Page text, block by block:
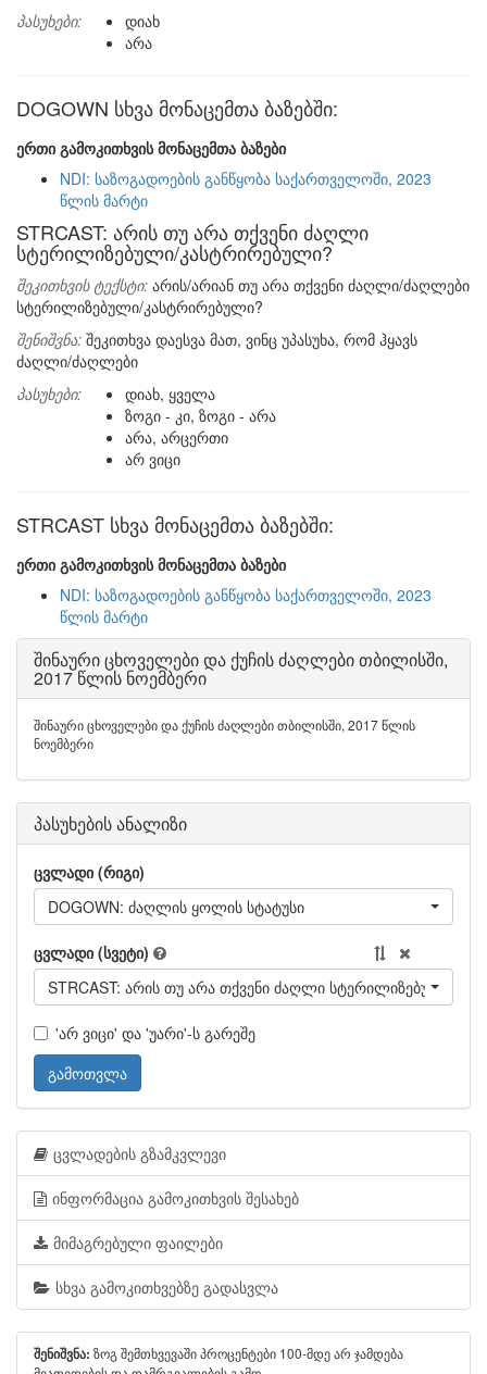
პასუხები:
დიახ
არა
DOGOWN სხვა მონაცემთა ბაზებში:
ერთი გამოკითხვის მონაცემთა ბაზები
NDI: საზოგადოების განწყობა საქართველოში, 2023
წლის მარტი
STRCAST: არის თუ არა თქვენი ძაღლი
სტერილიზებული/კასტრირებული?
შეკითხვის ტექსტი: არის/არიან თუ არა თქვენი ძაღლი/ძაღლები
სტერილიზებული/კასტრირებული?
შენიშვნა: შეკითხვა დაესვა მათ, ვინც უპასუხა, რომ ჰყავს
ძაღლი/ძაღლები
პასუხები:
დიახ, ყველა
ზოგი - კი, ზოგი - არა
არა, არცერთი
არ ვიცი
STRCAST სხვა მონაცემთა ბაზებში:
ერთი გამოკითხვის მონაცემთა ბაზები
NDI: საზოგადოების განწყობა საქართველოში, 2023
წლის მარტი
შინაური ცხოველები და ქუჩის ძაღლები თბილისში,
2017 წლის ნოემბერი
შინაური ცხოველები და ქუჩის ძაღლები თბილისში, 2017 წლის
ნოემბერი
პასუხების ანალიზი
ცვლადი (რიგი)
DOGOWN: ძაღლის ყოლის სტატუსი
ცვლადი (სვეტი)
STRCAST: არის თუ არა თქვენი ძაღლი სტერილიზებული/
'არ ვიცი' და 'უარი'-ს გარეშე
გამოთვლა
ცვლადების გზამკვლევი
ინფორმაცია გამოკითხვის შესახებ
მიმაგრებული ფაილები
სხვა გამოკითხვებზე გადასვლა
შენიშვნა: ზოგ შემთხვევაში პროცენტები 100-მდე არ ჯამდება